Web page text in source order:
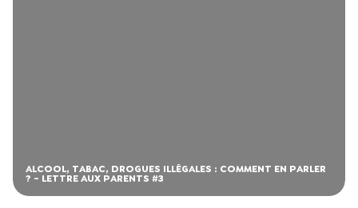
ALCOOL, TABAC, DROGUES ILLÉGALES : COMMENT EN PARLER
? - LETTRE AUX PARENTS #3